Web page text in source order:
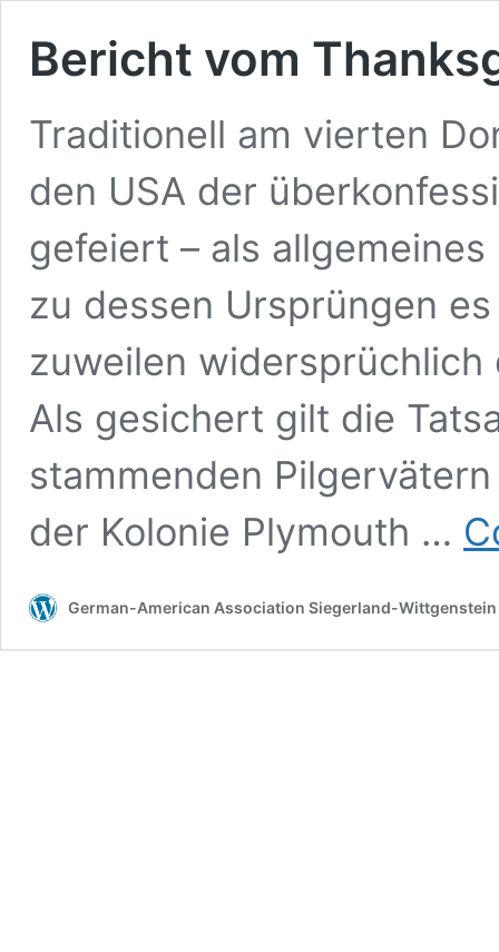
Bericht vom
Traditionell am vierten
den USA der
gefeiert – als
zu dessen Ursprüngen
zuweilen
Als gesichert gilt die
stammenden
der Kolonie Plymouth …
German-American Association Siegerland-Wittgenstein